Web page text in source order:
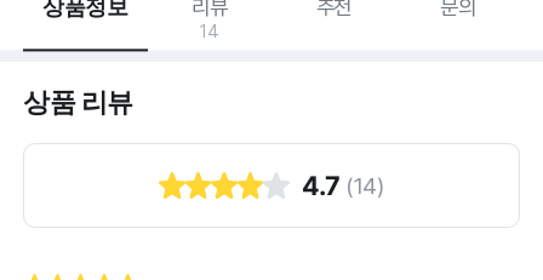
상품정보 리뷰
14
추천 문의
상품 리뷰
4.7 (14)